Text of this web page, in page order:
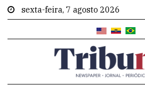
sexta-feira, 7 agosto 2026